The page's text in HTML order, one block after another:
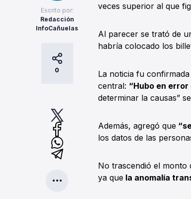
Escrito por:
Redacción
InfoCañuelas
0
veces superior al que
Al parecer se trató de
habría colocado los
La noticia fu
central: “Hubo en
determinar la causas”
Además, agregó que
los datos de las
No trascendió el monto
ya que la anomalía